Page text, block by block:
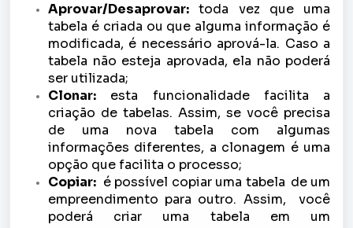
Aprovar/Desaprovar: toda vez que uma
tabela é criada ou que alguma informação é
modificada, é necessário aprová-la. Caso a
tabela não esteja aprovada, ela não poderá
ser utilizada;
Clonar: esta funcionalidade facilita a
criação de tabelas. Assim, se você precisa
de uma nova tabela com algumas
informações diferentes, a clonagem é uma
opção que facilita o processo;
Copiar: é possível copiar uma tabela de um
empreendimento para outro. Assim, você
poderá criar uma tabela em um